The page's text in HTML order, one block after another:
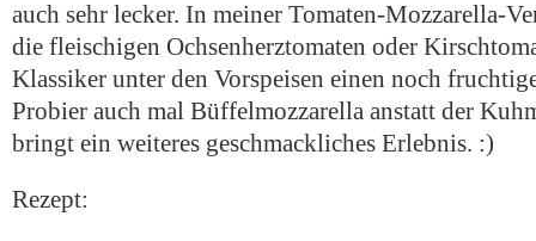
auch sehr lecker. In meiner Tomaten-Mozzarella-
die fleischigen Ochsenherztomaten oder
Klassiker unter den Vorspeisen einen noch
Probier auch mal Büffelmozzarella anstatt der
bringt ein weiteres geschmackliches Erlebnis. :)
Rezept: